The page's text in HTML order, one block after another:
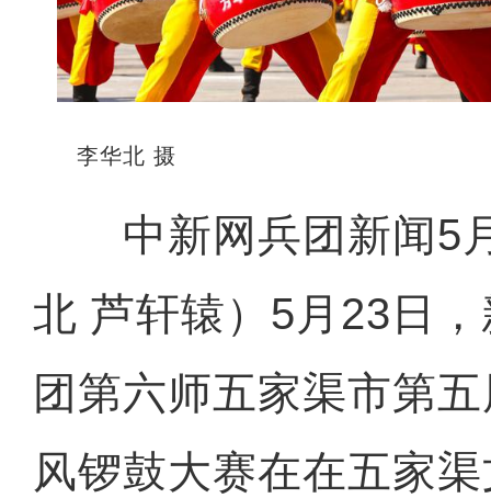
李华北 摄
中新网兵团新闻5
北 芦轩辕）5月23日
团第六师五家渠市第五
风锣鼓大赛在在五家